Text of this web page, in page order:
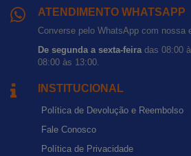
ATENDIMENTO WHATSAPP
Converse pelo WhatsApp com nossa
De segunda a sexta-feiradas 08:00
08:00 às 13:00.
INSTITUCIONAL
Política de Devolução e Reembolso
Fale Conosco
Política de Privacidade